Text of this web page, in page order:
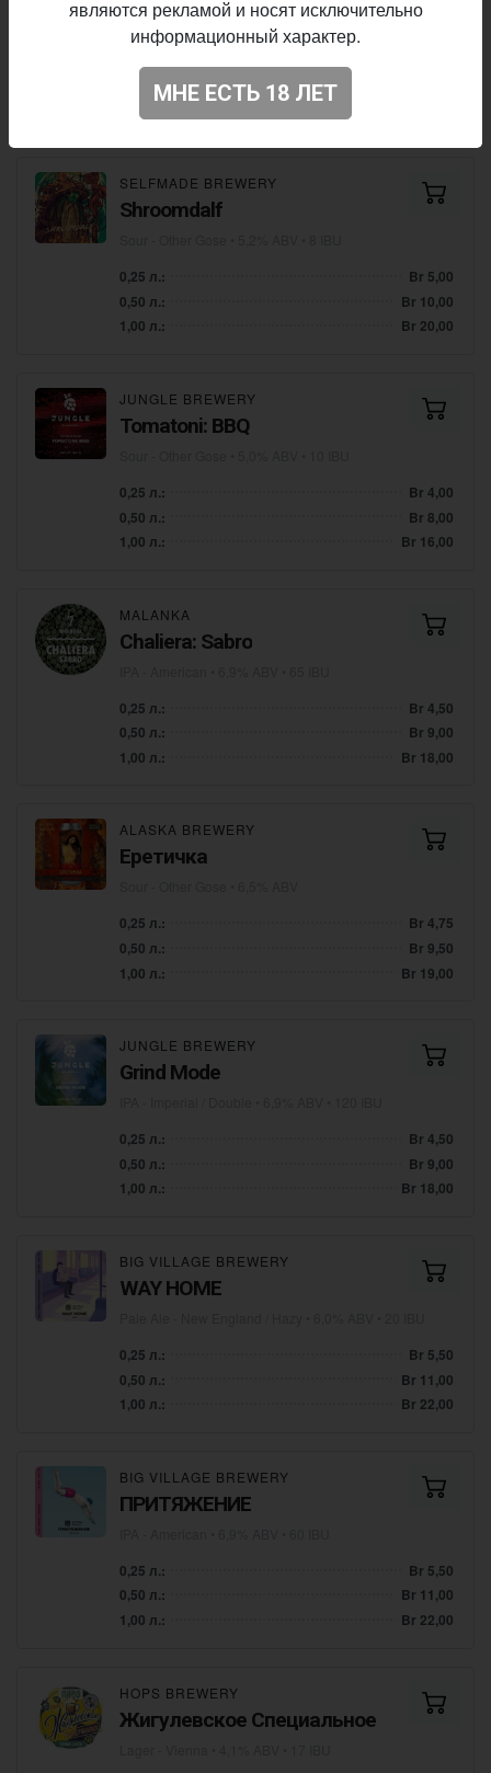
IPA - Milkshake
0,50 л.:
SELFMADE BREWERY
Shroomdalf
0,25 л.:
Br 5,00
0,50 л.:
Br 10,00
1,00 л.:
Br 20,00
JUNGLE BREWERY
Tomatoni: BBQ
0,25 л.:
Br 4,00
0,50 л.:
Br 8,00
1,00 л.:
Br 16,00
MALANKA
Chaliera: Sabro
0,25 л.:
Br 4,50
0,50 л.:
Br 9,00
1,00 л.:
Br 18,00
ALASKA BREWERY
Еретичка
0,25 л.:
Br 4,75
0,50 л.:
Br 9,50
1,00 л.:
Br 19,00
JUNGLE BREWERY
Grind Mode
0,25 л.:
Br 4,50
0,50 л.:
Br 9,00
1,00 л.:
Br 18,00
BIG VILLAGE BREWERY
WAY HOME
0,25 л.:
Br 5,50
0,50 л.:
Br 11,00
1,00 л.:
Br 22,00
BIG VILLAGE BREWERY
ПРИТЯЖЕНИЕ
0,25 л.:
Br 5,50
0,50 л.:
Br 11,00
1,00 л.:
Br 22,00
HOPS BREWERY
Жигулевское Специальное
являются рекламой и носят исключительно
информационный характер.
МНЕ ЕСТЬ 18 ЛЕТ